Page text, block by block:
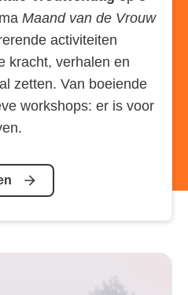
Maand van de Vrouw
activiteiten
kracht, verhalen en
zetten. Van boeiende
workshops: er is voor